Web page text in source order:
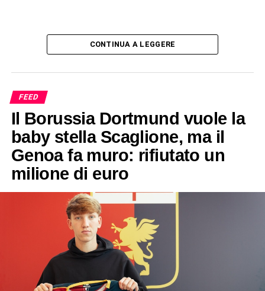
CONTINUA A LEGGERE
FEED
Il Borussia Dortmund vuole la
baby stella Scaglione, ma il
Genoa fa muro: rifiutato un
milione di euro